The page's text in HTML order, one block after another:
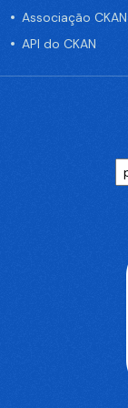
Associação CKAN
API do CKAN